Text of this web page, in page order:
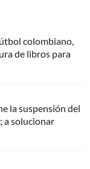
colombiano,
de libros para
la suspensión del
a solucionar